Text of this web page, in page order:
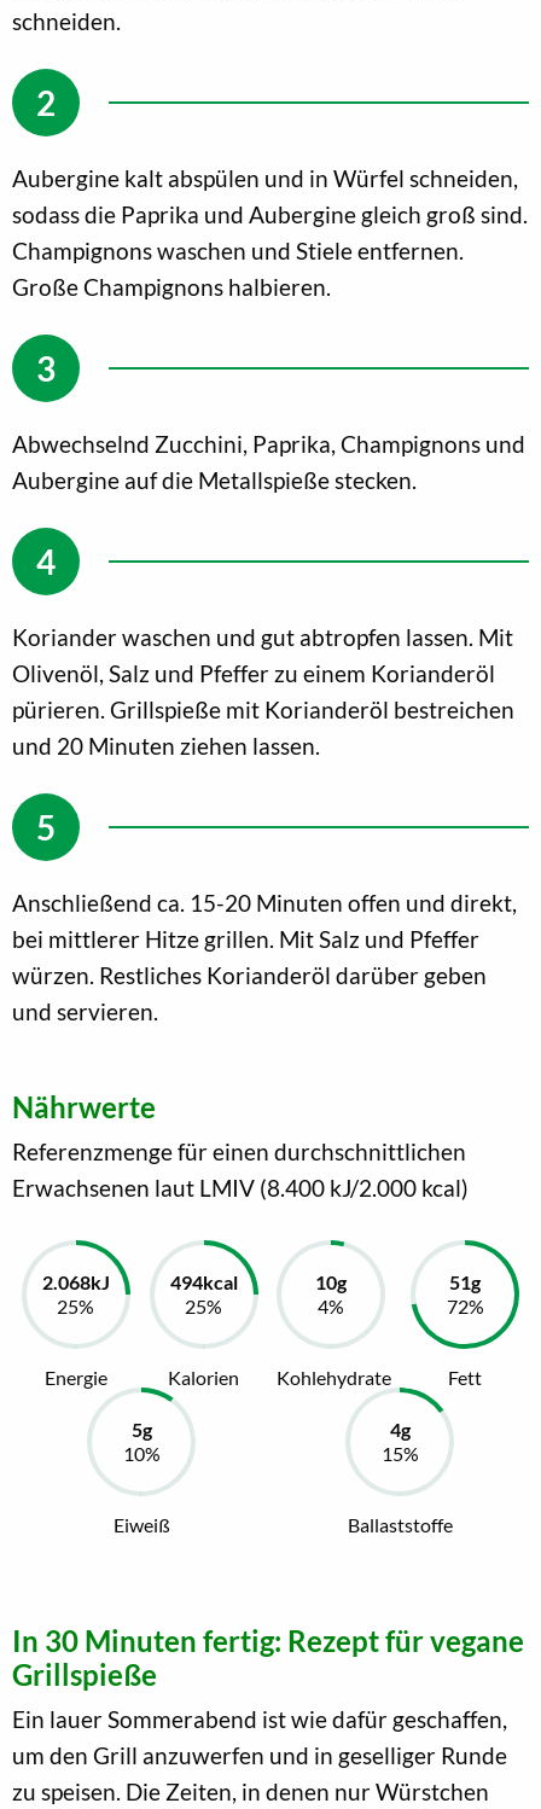
schneiden.
Aubergine kalt abspülen und in Würfel schneiden,
sodass die Paprika und Aubergine gleich groß sind.
Champignons waschen und Stiele entfernen.
Große Champignons halbieren.
Abwechselnd Zucchini, Paprika, Champignons und
Aubergine auf die Metallspieße stecken.
Koriander waschen und gut abtropfen lassen. Mit
Olivenöl, Salz und Pfeffer zu einem Korianderöl
pürieren. Grillspieße mit Korianderöl bestreichen
und 20 Minuten ziehen lassen.
Anschließend ca. 15-20 Minuten offen und direkt,
bei mittlerer Hitze grillen. Mit Salz und Pfeffer
würzen. Restliches Korianderöl darüber geben
und servieren.
Nährwerte
Referenzmenge für einen durchschnittlichen
Erwachsenen laut LMIV (8.400 kJ/2.000 kcal)
Energie Kalorien Kohlehydrate Fett
Eiweiß Ballaststoffe
In 30 Minuten fertig: Rezept für vegane
Grillspieße
Ein lauer Sommerabend ist wie dafür geschaffen,
um den Grill anzuwerfen und in geselliger Runde
zu speisen. Die Zeiten, in denen nur Würstchen